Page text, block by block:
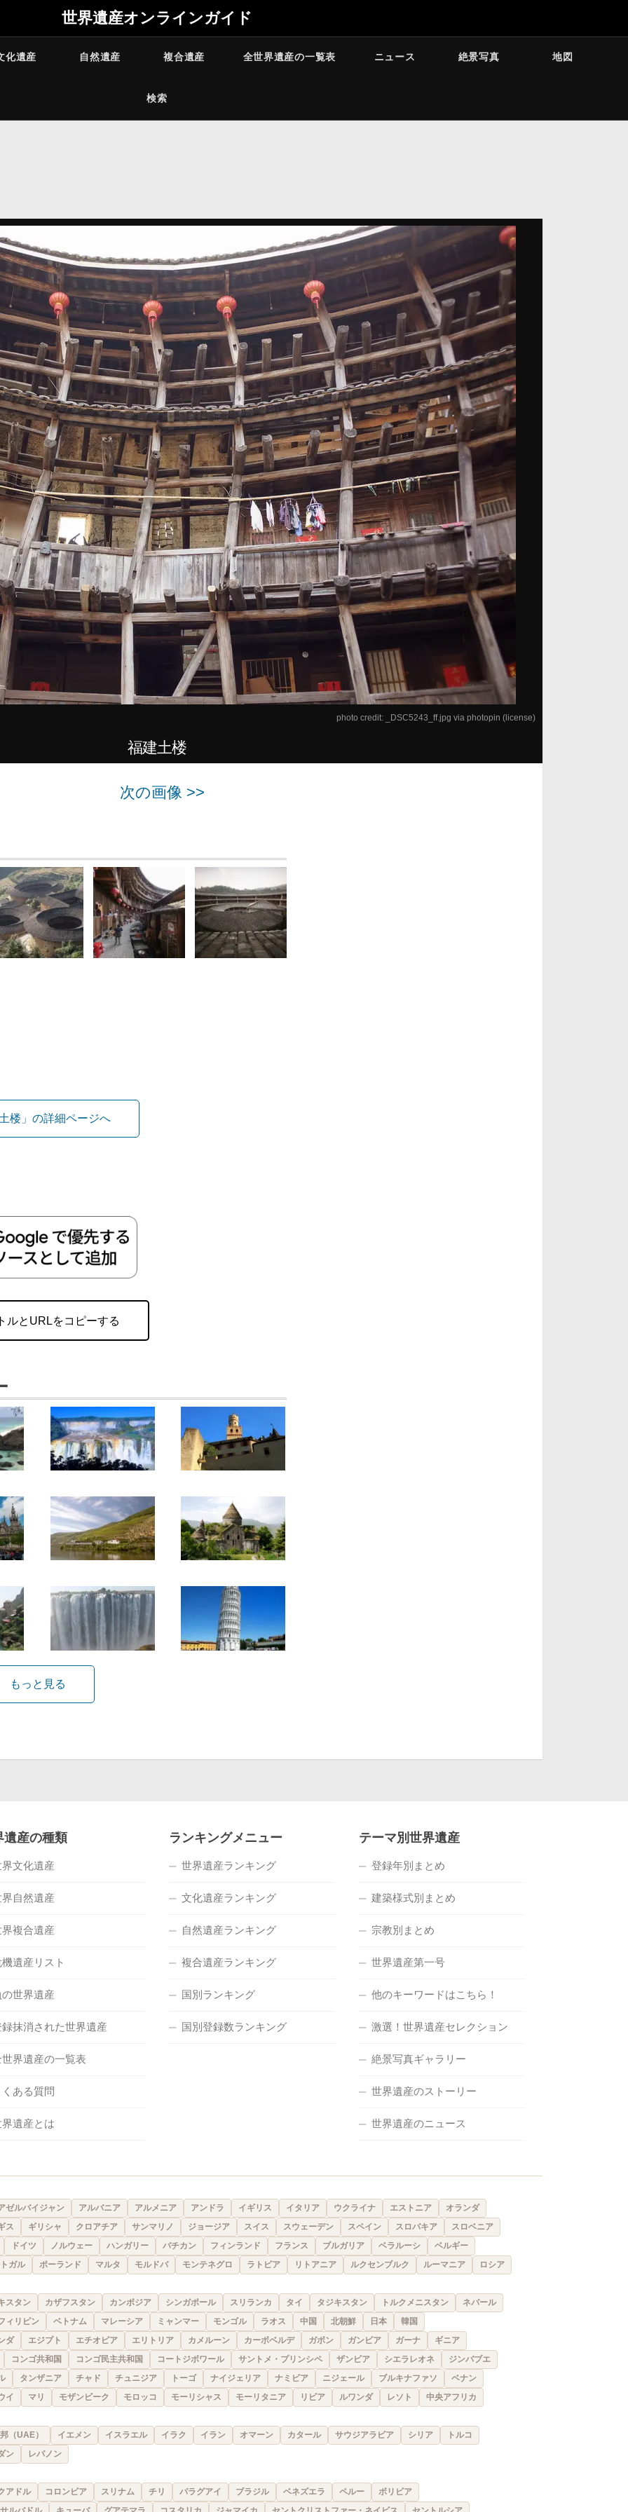
世界遺産オンラインガイド
化遺産 自然遺産 複合遺産 全世界遺産の一覧表 ニュース 絶景写真 地図
検索
photo credit: _DSC5243_ff.jpg via photopin (license)
福建土楼
次の画像 >>
楼」の詳細ページへ
ルとURLをコピーする
もっと見る
遺産の種類
文化遺産
自然遺産
複合遺産
遺産リスト
世界遺産
録抹消された世界遺産
世界遺産の一覧表
ある質問
遺産とは
ランキングメニュー
世界遺産ランキング
文化遺産ランキング
自然遺産ランキング
複合遺産ランキング
国別ランキング
国別登録数ランキング
テーマ別世界遺産
登録年別まとめ
建築様式別まとめ
宗教別まとめ
世界遺産第一号
他のキーワードはこちら！
激選！世界遺産セレクション
絶景写真ギャラリー
世界遺産のストーリー
世界遺産のニュース
ゼルバイジャン アルバニア アルメニア アンドラ イギリス イタリア ウクライナ エストニア
オランダ
ス
ギリシャ クロアチア サンマリノ ジョージア スイス スウェーデン スペイン スロバキア
スロベニア
ドイツ
ノルウェー ハンガリー バチカン フィンランド フランス ブルガリア ベラルーシ
ベルギー
ガル
ポーランド マルタ モルドバ モンテネグロ ラトビア リトアニア ルクセンブルク ルーマニア ロシア
スタン カザフスタン カンボジア シンガポール スリランカ タイ タジキスタン トルクメニスタン
ネパール
ィリピン
ベトナム マレーシア ミャンマー モンゴル ラオス 中国 北朝鮮 日本
韓国
ダ
エジプト エチオピア エリトリア カメルーン カーボベルデ ガボン ガンビア ガーナ
ギニア
コンゴ共和国
コンゴ民主共和国 コートジボワール サントメ・プリンシペ ザンビア シエラレオネ
ジンバブエ
タンザニア チャド チュニジア トーゴ ナイジェリア ナミビア ニジェール ブルキナファソ
ベナン
イ
マリ モザンビーク モロッコ モーリシャス モーリタニア リビア ルワンダ レソト 中央アフリカ
（UAE） イエメン イスラエル イラク イラン オマーン カタール サウジアラビア シリア
トルコ
ン
レバノン
アドル コロンビア スリナム チリ パラグアイ ブラジル ベネズエラ ペルー
ボリビア